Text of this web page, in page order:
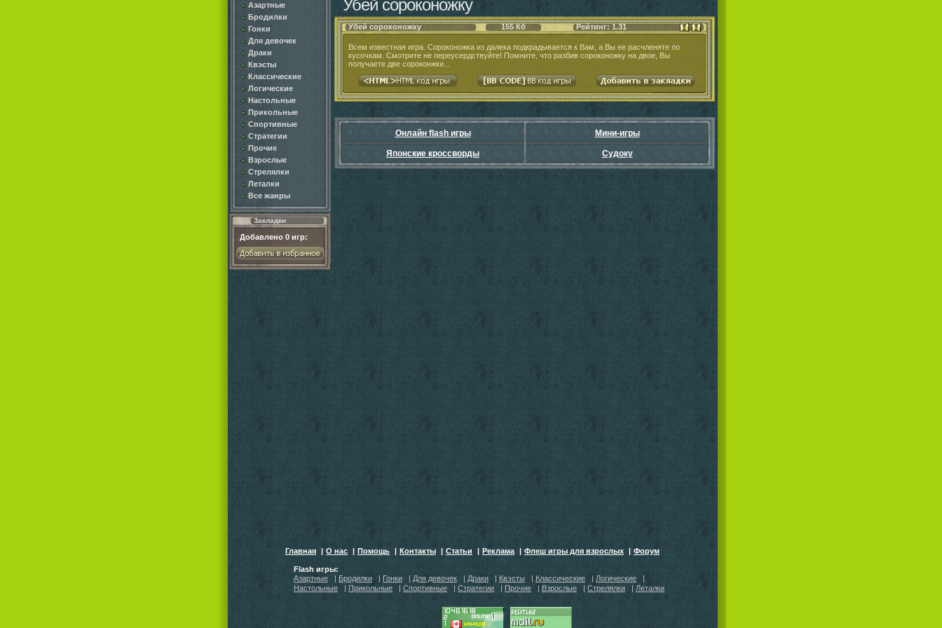
Азартные
Бродилки
Гонки
Для девочек
Драки
Квэсты
Классические
Логические
Настольные
Прикольные
Спортивные
Стратегии
Прочие
Взрослые
Стрелялки
Леталки
Все жанры
Закладки
Добавлено 0 игр:
Убей сороконожку
Убей сороконожку 155 Кб Рейтинг: 1.31
Всем известная игра. Сороконожка из далека подкрадывается к Вам, а Вы ее расчленяте по
кусочкам. Смотрите не переусердствуйте! Помните, что разбив сороконожку на двое, Вы
получаете две сороконжки...
Онлайн flash игры Мини-игры
Японские кроссворды Судоку
Главная | О нас | Помощь | Контакты | Статьи | Реклама | Флеш игры для взрослых | Форум
Flash игры:
Азартные
| Бродилки | Гонки | Для девочек | Драки | Квэсты | Классические | Логические
|
Настольные
| Прикольные | Спортивные | Стратегии | Прочие | Взрослые | Стрелялки | Леталки